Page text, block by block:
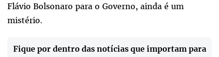
Flávio Bolsonaro para o Governo, ainda é um
mistério.
Fique por dentro das notícias que importam para